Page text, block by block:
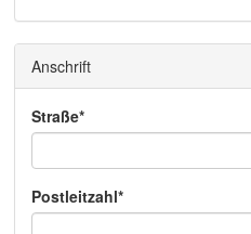
Anschrift
Straße*
Postleitzahl*